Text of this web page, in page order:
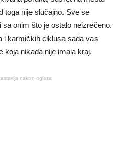
toga nije slučajno. Sve se
onim što je ostalo neizrečeno.
i karmičkih ciklusa sada vas
koja nikada nije imala kraj.
nakon oglasa